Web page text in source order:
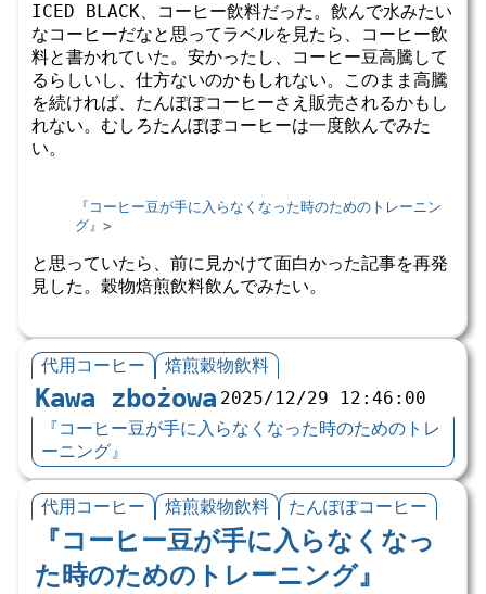
ICED BLACK、コーヒー飲料だった。飲んで水みたい
なコーヒーだなと思ってラベルを見たら、コーヒー飲
料と書かれていた。安かったし、コーヒー豆高騰して
るらしいし、仕方ないのかもしれない。このまま高騰
を続ければ、たんぽぽコーヒーさえ販売されるかもし
れない。むしろたんぽぽコーヒーは一度飲んでみた
い。
『コーヒー豆が手に入らなくなった時のためのトレーニン
グ』
と思っていたら、前に見かけて面白かった記事を再発
見した。穀物焙煎飲料飲んでみたい。
代用コーヒー 焙煎穀物飲料
Kawa zbożowa 2025/12/29 12:46:00
『コーヒー豆が手に入らなくなった時のためのトレ
ーニング』
代用コーヒー 焙煎穀物飲料 たんぽぽコーヒー
『コーヒー豆が手に入らなくなっ
た時のためのトレーニング』